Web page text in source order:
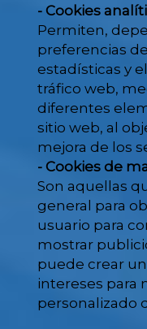
- Cookies
Permiten,
preferencias
estadísticas y
tráfico web,
diferentes
sitio web, al
mejora de los
- Cookies de
Son aquellas
general para
usuario para
mostrar
puede crear
intereses para
personalizado